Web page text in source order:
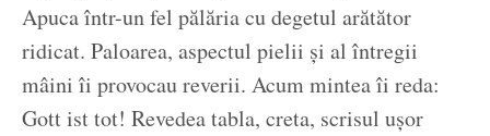
Apuca într-un fel pălăria cu degetul arătător
ridicat. Paloarea, aspectul pielii și al întregii
mâini îi provocau reverii. Acum mintea îi reda:
Gott ist tot! Revedea tabla, creta, scrisul ușor